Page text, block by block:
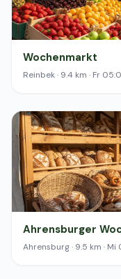
Wochenmarkt
Reinbek · 9.4 km · Fr
Ahrensburger
Ahrensburg · 9.5 km ·